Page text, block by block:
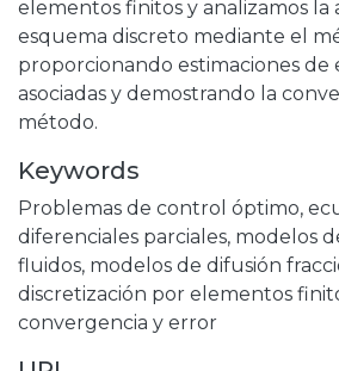
elementos finitos y analizamos la
esquema discreto mediante el
proporcionando estimaciones de
asociadas y demostrando la
método.
Keywords
Problemas de control óptimo,
diferenciales parciales, modelos
fluidos, modelos de difusión
discretización por elementos
convergencia y error